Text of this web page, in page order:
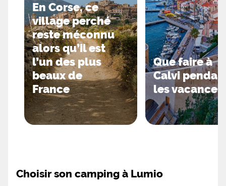
En Corse, ce
village perché
reste méconnu
alors qu’il est
l’un des plus
beaux de
France
Que faire à
Calvi
les vacances
Choisir son camping à Lumio